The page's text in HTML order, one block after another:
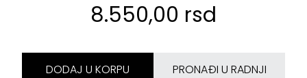
8.550,00 rsd
DODAJ U KORPU PRONAĐI U RADNJI